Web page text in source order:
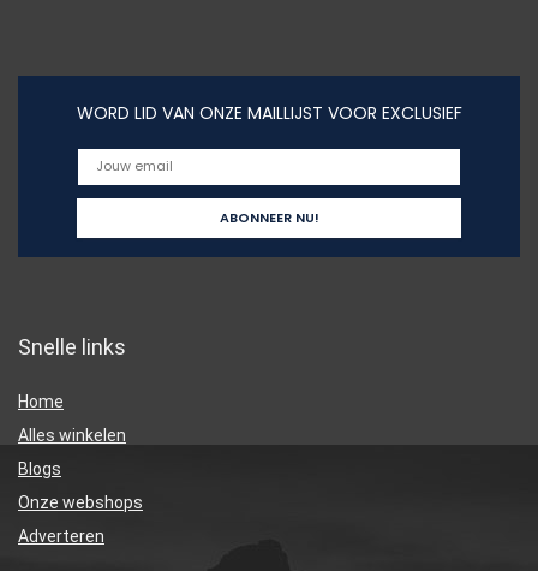
WORD LID VAN ONZE MAILLIJST VOOR EXCLUSIEF
Snelle links
Home
Alles winkelen
Blogs
Onze webshops
Adverteren